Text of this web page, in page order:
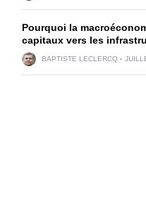
Pourquoi la
capitaux vers les
BAPTISTE LECLERCQ